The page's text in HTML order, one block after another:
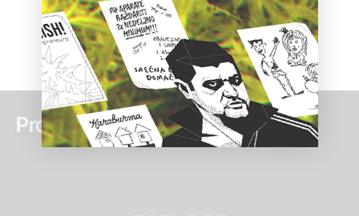
Pročitaj još: